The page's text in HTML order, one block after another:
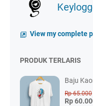
View my complete
PRODUK TERLARIS
Baju
Rp 65.000
Rp